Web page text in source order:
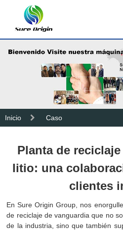
Inicio Caso
Planta de
litio: una
clientes
En Sure Origin Group, nos
de reciclaje de vanguardia que no
de la industria, sino que también